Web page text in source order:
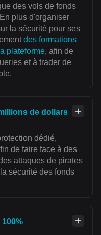
des vols de fonds
plus d'organiser
la sécurité pour ses
des formations
plateforme, afin de
et à trader de
de dollars
dédié,
de faire face à des
attaques de pirates
sécurité des fonds